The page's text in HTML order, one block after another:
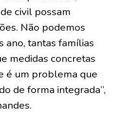
civil possam
Não podemos
ano, tantas famílias
medidas concretas
é um problema que
de forma integrada”,